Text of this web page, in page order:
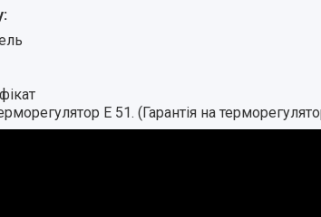
E 51. (Гарантія на